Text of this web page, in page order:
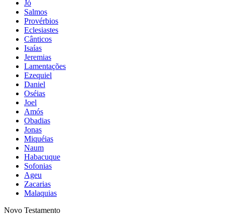
Jó
Salmos
Provérbios
Eclesiastes
Cânticos
Isaías
Jeremias
Lamentações
Ezequiel
Daniel
Oséias
Joel
Amós
Obadias
Jonas
Miquéias
Naum
Habacuque
Sofonias
Ageu
Zacarias
Malaquias
Novo Testamento